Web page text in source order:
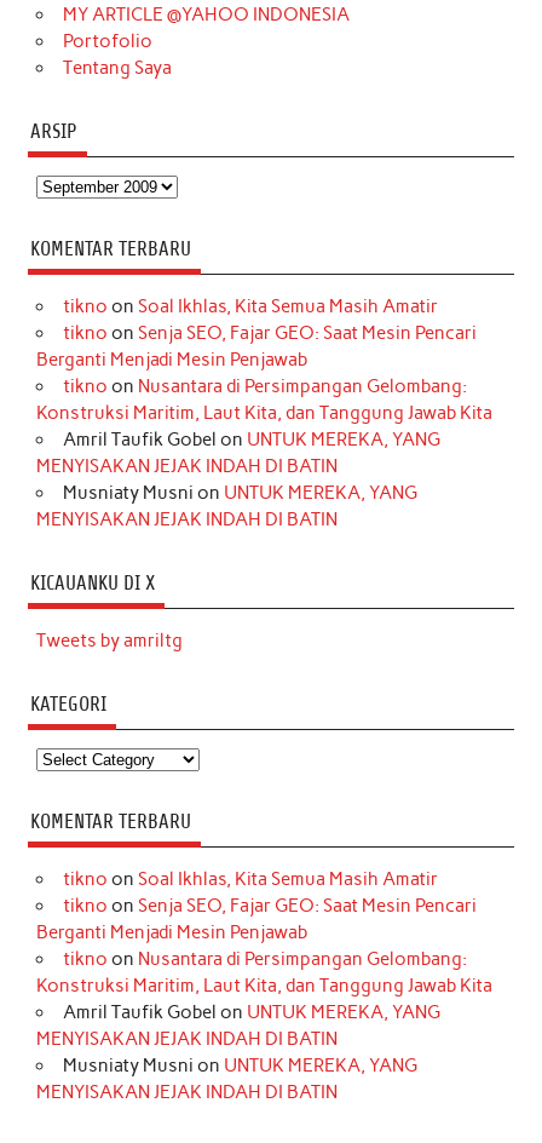
MY ARTICLE @YAHOO INDONESIA
Portofolio
Tentang Saya
ARSIP
Arsip
KOMENTAR TERBARU
tikno on Soal Ikhlas, Kita Semua Masih Amatir
tikno on Senja SEO, Fajar GEO: Saat Mesin Pencari
Berganti Menjadi Mesin Penjawab
tikno on Nusantara di Persimpangan Gelombang:
Konstruksi Maritim, Laut Kita, dan Tanggung Jawab Kita
Amril Taufik Gobel on UNTUK MEREKA, YANG
MENYISAKAN JEJAK INDAH DI BATIN
Musniaty Musni on UNTUK MEREKA, YANG
MENYISAKAN JEJAK INDAH DI BATIN
KICAUANKU DI X
Tweets by amriltg
KATEGORI
Kategori
KOMENTAR TERBARU
tikno on Soal Ikhlas, Kita Semua Masih Amatir
tikno on Senja SEO, Fajar GEO: Saat Mesin Pencari
Berganti Menjadi Mesin Penjawab
tikno on Nusantara di Persimpangan Gelombang:
Konstruksi Maritim, Laut Kita, dan Tanggung Jawab Kita
Amril Taufik Gobel on UNTUK MEREKA, YANG
MENYISAKAN JEJAK INDAH DI BATIN
Musniaty Musni on UNTUK MEREKA, YANG
MENYISAKAN JEJAK INDAH DI BATIN